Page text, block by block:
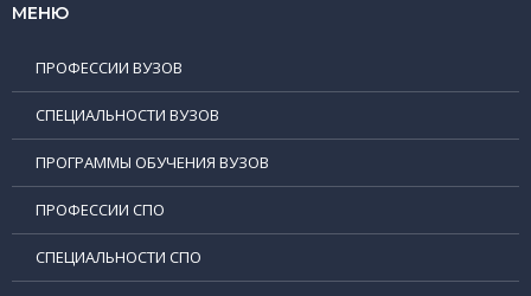
МЕНЮ
ПРОФЕССИИ ВУЗОВ
СПЕЦИАЛЬНОСТИ ВУЗОВ
ПРОГРАММЫ ОБУЧЕНИЯ ВУЗОВ
ПРОФЕССИИ СПО
СПЕЦИАЛЬНОСТИ СПО